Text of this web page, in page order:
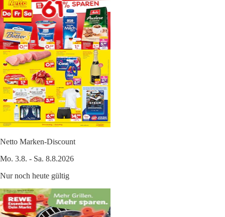
Netto Marken-Discount
Mo. 3.8. - Sa. 8.8.2026
Nur noch heute gültig